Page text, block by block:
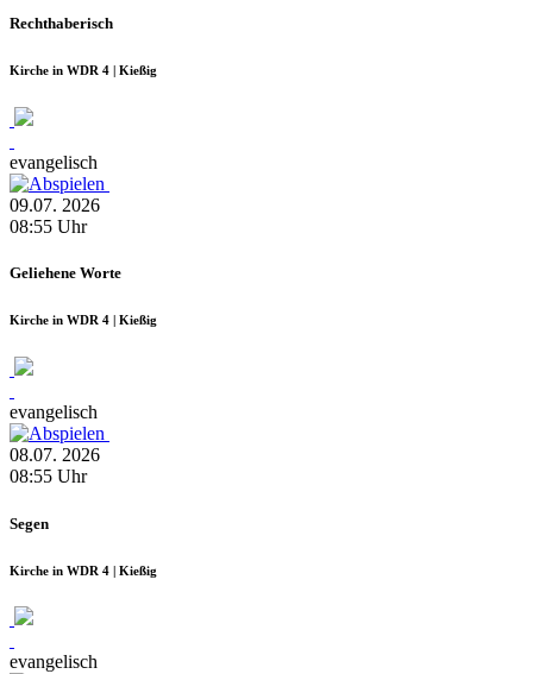
Rechthaberisch
Kirche in WDR 4 | Kießig
evangelisch
09.07. 2026
08:55 Uhr
Geliehene Worte
Kirche in WDR 4 | Kießig
evangelisch
08.07. 2026
08:55 Uhr
Segen
Kirche in WDR 4 | Kießig
evangelisch